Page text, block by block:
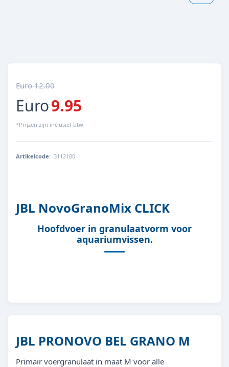
Euro 12.00
Euro9.95
*Prijzen zijn inclusief btw
Artikelcode: 3112100
JBL NovoGranoMix CLICK
Hoofdvoer in granulaatvorm voor
aquariumvissen.
JBL PRONOVO BEL GRANO M
Primair voergranulaat in maat M voor alle